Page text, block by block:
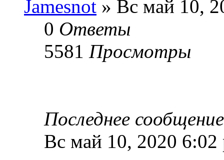
Jamesnot » Вс май 10,
0 Ответы
5581 Просмотры
Последнее
Вс май 10, 2020 6:02